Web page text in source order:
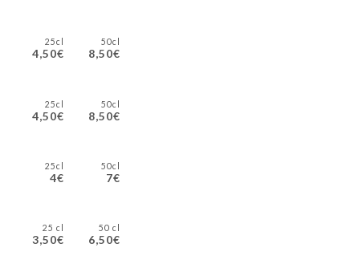
25cl
4,50€
50cl
8,50€
25cl
4,50€
50cl
8,50€
25cl
4€
50cl
7€
25 cl
3,50€
50 cl
6,50€